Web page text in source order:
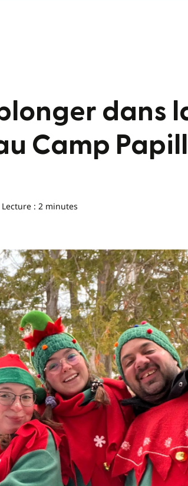
dans
Camp
Lecture : 2 minutes